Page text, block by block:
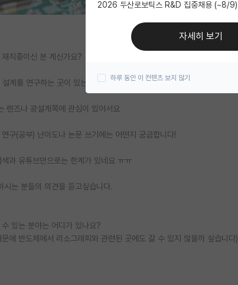
직중이신 분 계신가요?
계를 연구하는 곳이 있는데
렌즈나 광설계쪽에 관심이 있어서요
구(공부) 난이도나 논문 쓰기에는 어떤지 궁금합니다!
과 유튜브만으로는 한계가 있네요 ㅠㅠ
시는 분들의 의견을 듣고싶습니다.
있는 분야는 어디가 있나요?
에 반도체에서 리소그래피와 관련된 곳에도 갈 수 있지 않을까 싶습니다)
2026 두산로보틱스 R&D 집중채용 (~8/9)
자세히 보기
하루 동안 이 컨텐츠 보지 않기